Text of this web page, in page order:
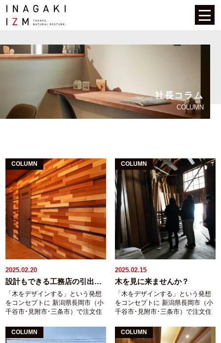
社長コラム
COLUMN
COLUMN
2025.02.20
設計もできる工務店の引出しは多くて、そして深い
「木をデザインする」という発想
をコンセプトに 新潟県長岡市（小
千谷市･見附市･三条市）で注文住
る工務店 稲垣建築事務所の稲垣で
す。 もう10年以上前のことにな
COLUMN
2025.02.15
木を見に来ませんか？
「木をデザインする」という発想
をコンセプトに 新潟県長岡市（小
千谷市･見附市･三条市）で注文住
る工務店 稲垣建築事務所の稲垣で
す。 先日、これからご商売を始
COLUMN COLUMN